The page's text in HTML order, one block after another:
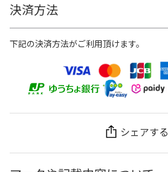
決済方法
下記の決済方法がご利用頂けます。
シェアする